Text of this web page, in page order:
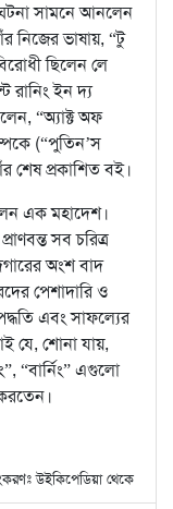
সামনে আনলেন
নিজের ভাষায়, “টু
ছিলেন লে
রানিং ইন দ্য
“অ্যাক্ট অফ
(“পুতিন’স
শেষ প্রকাশিত বই।
এক মহাদেশ।
সব চরিত্র
অংশ বাদ
পেশাদারি ও
এবং সাফল্যের
যে, শোনা যায়,
“বার্নিং” এগুলো
উইকিপেডিয়া থেকে